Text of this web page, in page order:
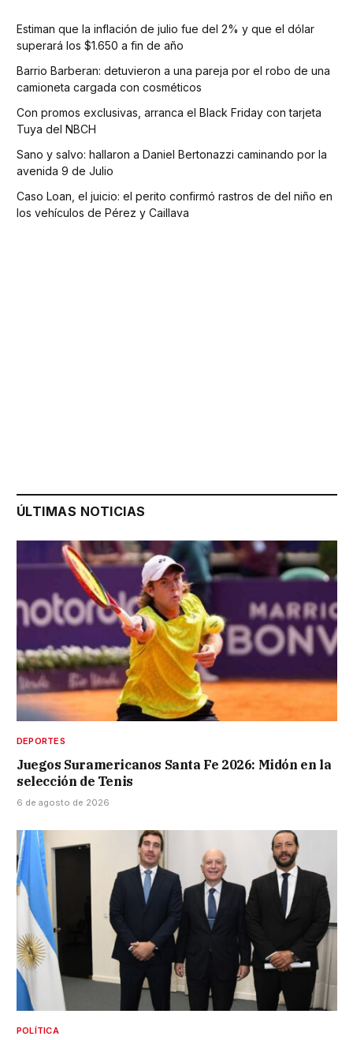
Estiman que la inflación de julio fue del 2% y que el dólar
superará los $1.650 a fin de año
Barrio Barberan: detuvieron a una pareja por el robo de una
camioneta cargada con cosméticos
Con promos exclusivas, arranca el Black Friday con tarjeta
Tuya del NBCH
Sano y salvo: hallaron a Daniel Bertonazzi caminando por la
avenida 9 de Julio
Caso Loan, el juicio: el perito confirmó rastros de del niño en
los vehículos de Pérez y Caillava
ÚLTIMAS NOTICIAS
DEPORTES
Juegos Suramericanos Santa Fe 2026: Midón en la
selección de Tenis
6 de agosto de 2026
POLÍTICA